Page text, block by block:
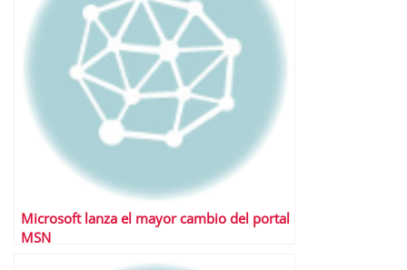
Microsoft lanza el mayor cambio del portal
MSN